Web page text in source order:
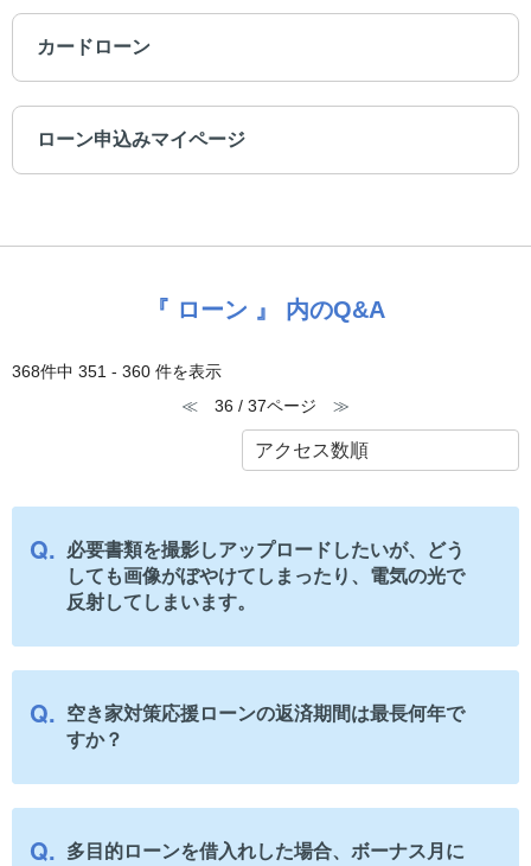
カードローン
ローン申込みマイページ
『 ローン 』 内のQ&A
368件中 351 - 360 件を表示
≪
36 / 37ページ ≫
必要書類を撮影しアップロードしたいが、どう
しても画像がぼやけてしまったり、電気の光で
反射してしまいます。
空き家対策応援ローンの返済期間は最長何年で
すか？
多目的ローンを借入れした場合、ボーナス月に